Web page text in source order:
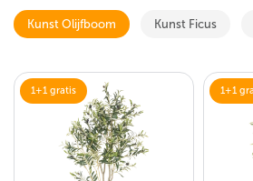
Kunst Olijfboom Kunst Ficus
1+1 gratis 1+1